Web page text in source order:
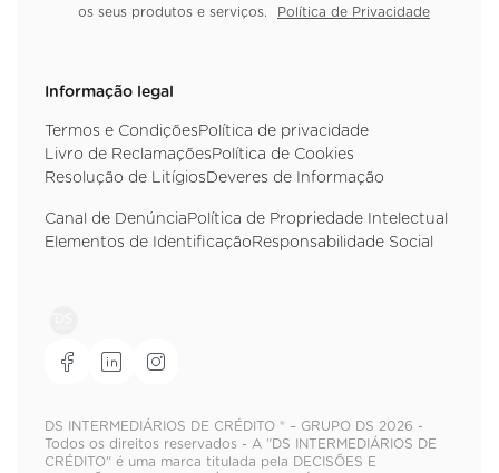
os seus produtos e serviços.
Política de Privacidade
Informação legal
Termos e Condições Política de privacidade
Livro de Reclamações Política de Cookies
Resolução de Litígios Deveres de Informação
Canal de Denúncia Política de Propriedade Intelectual
Elementos de Identificação Responsabilidade Social
DS INTERMEDIÁRIOS DE CRÉDITO ® – GRUPO DS 2026 -
Todos os direitos reservados - A "DS INTERMEDIÁRIOS DE
CRÉDITO" é uma marca titulada pela DECISÕES E